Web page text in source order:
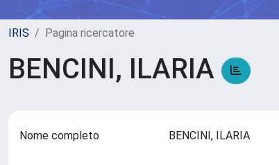
IRIS Pagina ricercatore
BENCINI, ILARIA
Nome completo BENCINI, ILARIA